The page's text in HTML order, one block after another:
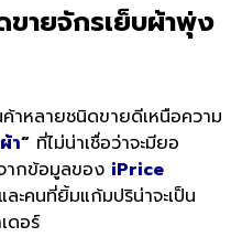
ายจักรเย็บผ้าพุ่ง
ค้าหลายชนิดขายดีเหนือความ
า“ ที่ไม่น่าเชื่อว่าจะมียอ
ากข้อมูลของ iPrice
ะคนที่ยิ้มแก้มปริน่าจะเป็น
ดอร์